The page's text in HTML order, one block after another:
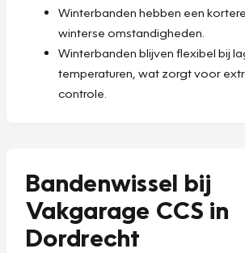
Winterbanden hebben een
winterse omstandigheden.
Winterbanden blijven flexibel bij
temperaturen, wat zorgt voor
controle.
Bandenwissel bij
Vakgarage CCS in
Dordrecht